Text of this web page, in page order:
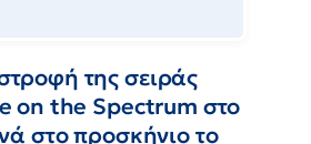
της σειράς
on the Spectrum στο
στο προσκήνιο το